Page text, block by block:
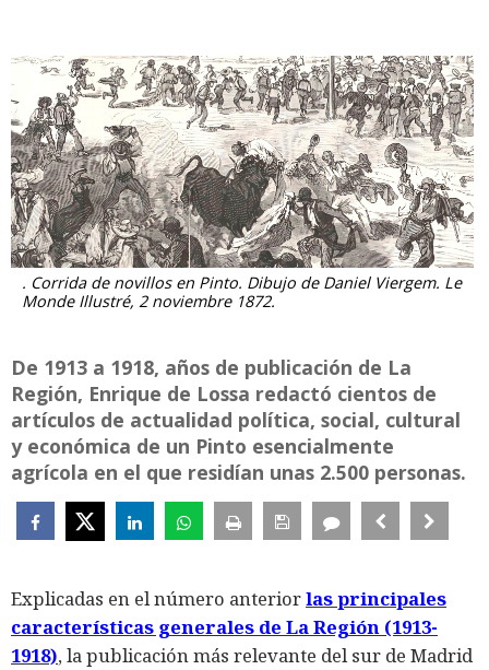
. Corrida de novillos en Pinto. Dibujo de Daniel Viergem. Le
Monde Illustré, 2 noviembre 1872.
De 1913 a 1918, años de publicación de La
Región, Enrique de Lossa redactó cientos de
artículos de actualidad política, social, cultural
y económica de un Pinto esencialmente
agrícola en el que residían unas 2.500 personas.
Explicadas en el número anteriorlas principales
características generales de La Región (1913-
1918), la publicación más relevante del sur de Madrid